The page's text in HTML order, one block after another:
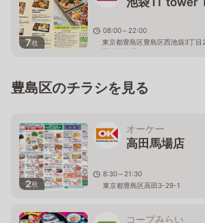
7枚
08:00～22:00
東京都豊島区豊島区西池袋3丁
TOKYO 1F
豊島区のチラシを見る
2枚
オーケー
高田馬場店
8:30～21:30
東京都豊島区高田3-29-1
コープみらい